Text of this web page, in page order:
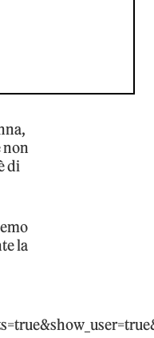
non
di
la